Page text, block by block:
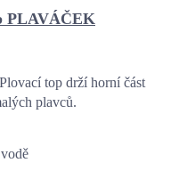
PLAVÁČEK
top drží horní část
plavců.